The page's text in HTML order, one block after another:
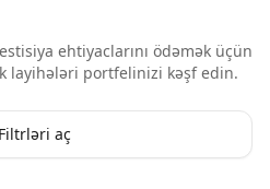
ehtiyaclarını ödəmək üçün
layihələri portfelinizi kəşf edin.
aç